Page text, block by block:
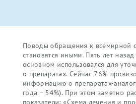
Поводы обращения к всемирной
становятся иными. Пять лет
основном использовался для
о препаратах. Сейчас 76%
информацию о препаратах-
года – 54%). При этом заметно
показатели: «Схема лечения и